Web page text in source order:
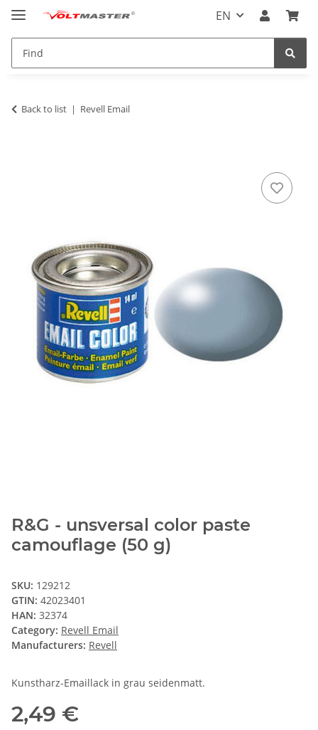
EN
Back to list Revell Email
R&G - unsversal color paste
camouflage (50 g)
SKU: 129212
GTIN: 42023401
HAN: 32374
Category: Revell Email
Manufacturers: Revell
Kunstharz-Emaillack in grau seidenmatt.
2,49 €